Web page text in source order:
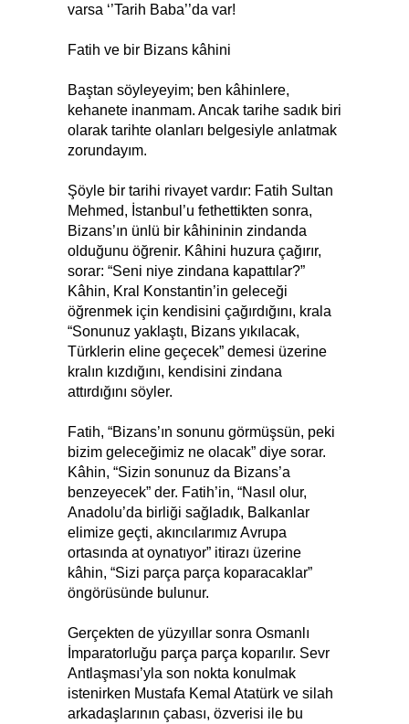
varsa ‘’Tarih Baba’’da var!
Fatih ve bir Bizans kâhini
Baştan söyleyeyim; ben kâhinlere,
kehanete inanmam. Ancak tarihe sadık biri
olarak tarihte olanları belgesiyle anlatmak
zorundayım.
Şöyle bir tarihi rivayet vardır: Fatih Sultan
Mehmed, İstanbul’u fethettikten sonra,
Bizans’ın ünlü bir kâhininin zindanda
olduğunu öğrenir. Kâhini huzura çağırır,
sorar: “Seni niye zindana kapattılar?”
Kâhin, Kral Konstantin’in geleceği
öğrenmek için kendisini çağırdığını, krala
“Sonunuz yaklaştı, Bizans yıkılacak,
Türklerin eline geçecek” demesi üzerine
kralın kızdığını, kendisini zindana
attırdığını söyler.
Fatih, “Bizans’ın sonunu görmüşsün, peki
bizim geleceğimiz ne olacak” diye sorar.
Kâhin, “Sizin sonunuz da Bizans’a
benzeyecek” der. Fatih’in, “Nasıl olur,
Anadolu’da birliği sağladık, Balkanlar
elimize geçti, akıncılarımız Avrupa
ortasında at oynatıyor” itirazı üzerine
kâhin, “Sizi parça parça koparacaklar”
öngörüsünde bulunur.
Gerçekten de yüzyıllar sonra Osmanlı
İmparatorluğu parça parça koparılır. Sevr
Antlaşması’yla son nokta konulmak
istenirken Mustafa Kemal Atatürk ve silah
arkadaşlarının çabası, özverisi ile bu